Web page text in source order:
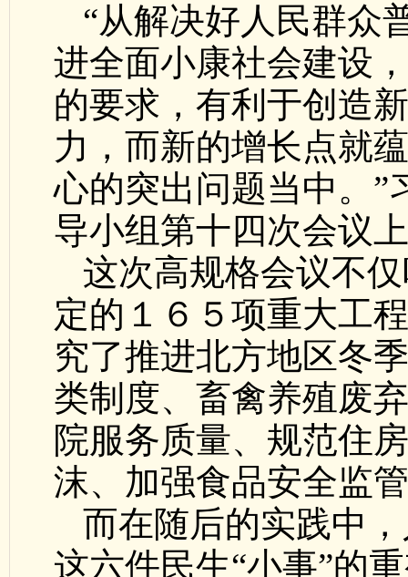
“从解决好人民群众
进全面小康社会建设
的要求，有利于创造
力，而新的增长点就
心的突出问题当中。”
导小组第十四次会议
这次高规格会议不
定的１６５项重大工
究了推进北方地区冬
类制度、畜禽养殖废
院服务质量、规范住
沫、加强食品安全监
而在随后的实践中
这六件民生“小事”的